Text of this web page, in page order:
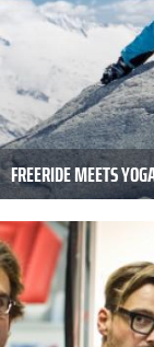
FREERIDE MEETS